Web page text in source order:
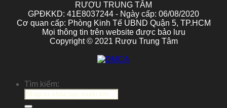
RƯỢU TRUNG TÂM
GPĐKKD: 41E8037244 - Ngày cấp: 06/08/2020
Cơ quan cấp: Phòng Kinh Tế UBND Quận 5, TP.HCM
Mọi thông tin trên website được bảo lưu
Copyright © 2021 Rượu Trung Tâm
Tìm kiếm: